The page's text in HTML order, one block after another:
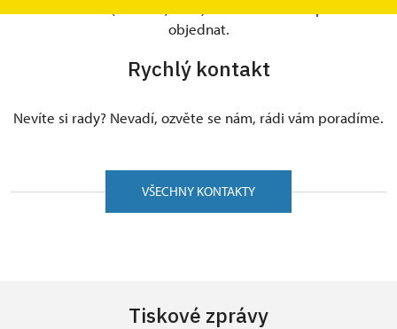
objednat.
Rychlý kontakt
Nevíte si rady? Nevadí, ozvěte se nám, rádi vám poradíme.
VŠECHNY KONTAKTY
Tiskové zprávy